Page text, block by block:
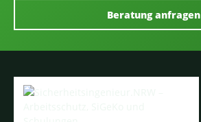
Beratung anfragen